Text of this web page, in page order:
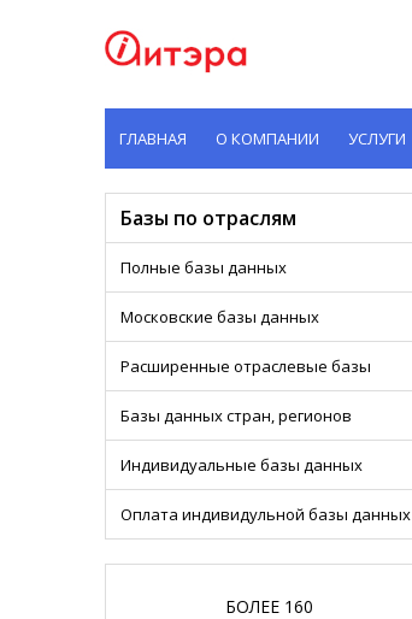
ГЛАВНАЯ О КОМПАНИИ УСЛУГИ
Базы по отраслям
Полные базы данных
Московские базы данных
Расширенные отраслевые базы
Базы данных стран, регионов
Индивидуальные базы данных
Оплата индивидульной базы данных
БОЛЕЕ 160